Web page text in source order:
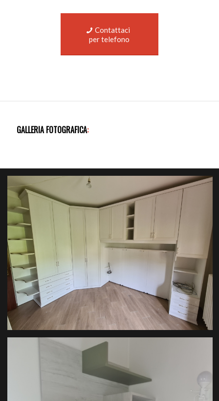
Contattaci
per telefono
GALLERIA FOTOGRAFICA: